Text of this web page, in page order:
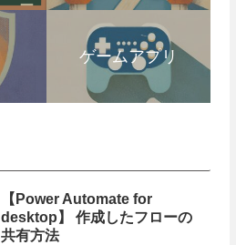
ゲームアプリ
【Power Automate for
desktop】 作成したフローの
共有方法